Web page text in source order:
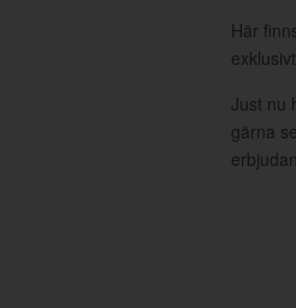
Här
Just nu
gärna